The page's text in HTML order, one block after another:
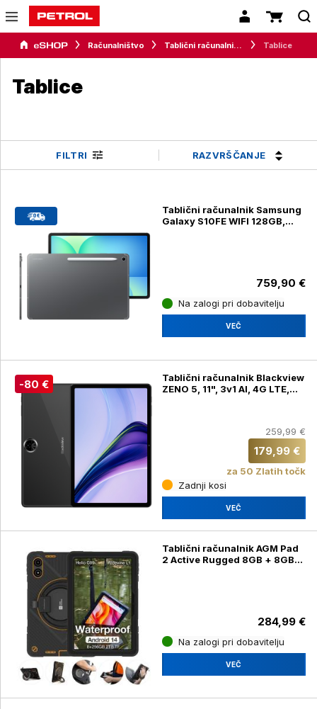
Računalništvo Tablični računalniki in dodatki Tablice
Tablice
FILTRI RAZVRŠČANJE
Tablični računalnik Samsung
Galaxy S10FE WIFI 128GB,
759,90 €
Na zalogi pri dobavitelju
VEČ
-80 €
Tablični računalnik Blackview
ZENO 5, 11", 3v1 AI, 4G LTE,
259,99 €
179,99 €
za 50 Zlatih točk
Zadnji kosi
VEČ
Tablični računalnik AGM Pad
2 Active Rugged 8GB + 8GB/
284,99 €
Na zalogi pri dobavitelju
VEČ